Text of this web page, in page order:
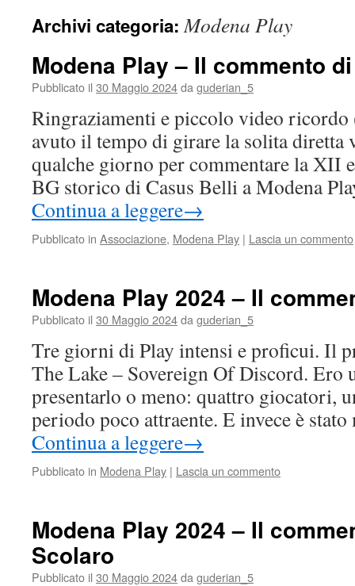
Archivi categoria:Modena Play
Modena Play – Il commento
Pubblicato il 30 Maggio 2024da guderian_5
Ringraziamenti e piccolo video
avuto il tempo di girare la solita diretta
qualche giorno per commentare la XII
BG storico di Casus Belli a Modena
Continua a leggere→
Pubblicato in Associazione, Modena Play | Lascia un commento
Modena Play 2024 – Il
Pubblicato il 30 Maggio 2024da guderian_5
Tre giorni di Play intensi e proficui. Il
The Lake – Sovereign Of Discord. Ero
presentarlo o meno: quattro giocatori,
periodo poco attraente. E invece è
Continua a leggere→
Pubblicato in Modena Play | Lascia un commento
Modena Play 2024 – Il
Scolaro
Pubblicato il 30 Maggio 2024da guderian_5